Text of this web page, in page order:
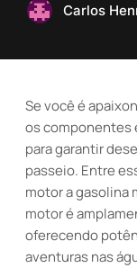
Carlos
Se você é
os componentes
para garantir
passeio. Entre
motor a gasolina
motor é
oferecendo
aventuras nas